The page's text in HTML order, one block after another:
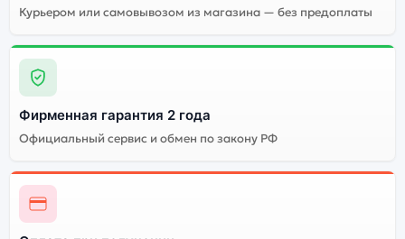
Стоимость смартфона
Существует китайская и глобальная версия
смартфона Xiaomi Mi 8 (Восст.) 6Gb/128Gb Gold
версию — она полностью адаптирована и
поддерживает все сервисы. Китайская версия может
стоить дешевле, но корректная работа сервисов не
Курьером или самовывозом из магазина — без предоплаты
Фирменная гарантия 2 года
Официальный сервис и обмен по закону РФ